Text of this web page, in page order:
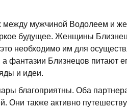
между мужчиной Водолеем и
будущее. Женщины
необходимо им для
фантазии Близнецов питают
и идеи.
благоприятны. Оба
Они также активно